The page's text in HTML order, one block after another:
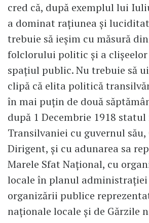
cred că, după exemplul lui
a dominat rațiunea și
trebuie să ieșim cu măsură
folclorului politic și a
spațiul public. Nu trebuie să
clipă că elita politică
în mai puțin de două
după 1 Decembrie 1918
Transilvaniei cu guvernul
Dirigent, și cu adunarea sa
Marele Sfat Național, cu
locale în planul
organizării publice
naționale locale și de Gărzile